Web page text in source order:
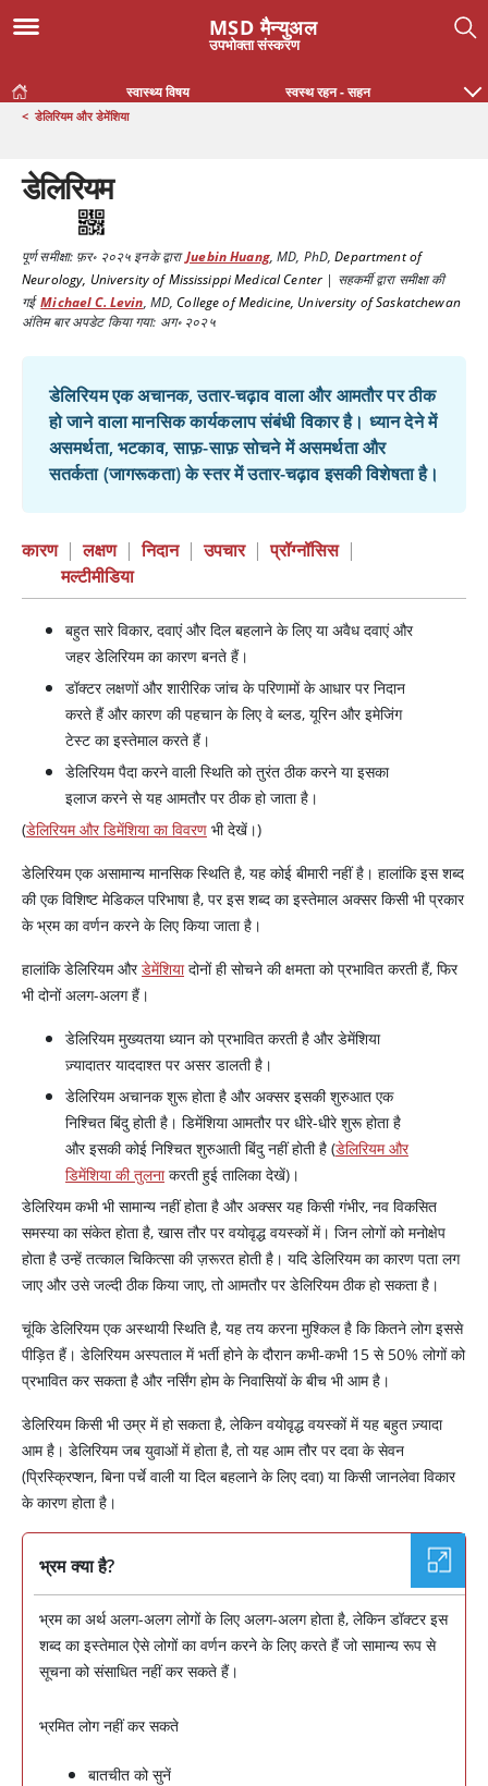
MSD मैन्युअल
उपभोक्ता संस्करण
स्वास्थ्य विषय स्वस्थ रहन - सहन
< डेलिरियम और डेमेंशिया
डेलिरियम
पूर्ण समीक्षा:फ़र॰ २०२५ इनके द्वारा Juebin Huang,MD, PhD,Department of
Neurology, University of Mississippi Medical Center | सहकर्मी द्वारा समीक्षा की
गई Michael C. Levin, MD,College of Medicine, University of Saskatchewan
अंतिम बार अपडेट किया गया: अग॰ २०२५
डेलिरियम एक अचानक, उतार-चढ़ाव वाला और आमतौर पर ठीक
हो जाने वाला मानसिक कार्यकलाप संबंधी विकार है। ध्यान देने में
असमर्थता, भटकाव, साफ़-साफ़ सोचने में असमर्थता और
सतर्कता (जागरूकता) के स्तर में उतार-चढ़ाव इसकी विशेषता है।
कारण | लक्षण | निदान | उपचार | प्रॉग्नॉसिस |
मल्टीमीडिया
बहुत सारे विकार, दवाएं और दिल बहलाने के लिए या अवैध दवाएं और
जहर डेलिरियम का कारण बनते हैं।
डॉक्टर लक्षणों और शारीरिक जांच के परिणामों के आधार पर निदान
करते हैं और कारण की पहचान के लिए वे ब्लड, यूरिन और इमेजिंग
टेस्ट का इस्तेमाल करते हैं।
डेलिरियम पैदा करने वाली स्थिति को तुरंत ठीक करने या इसका
इलाज करने से यह आमतौर पर ठीक हो जाता है।
(डेलिरियम और डिमेंशिया का विवरण भी देखें।)
डेलिरियम एक असामान्य मानसिक स्थिति है, यह कोई बीमारी नहीं है। हालांकि इस शब्द
की एक विशिष्ट मेडिकल परिभाषा है, पर इस शब्द का इस्तेमाल अक्सर किसी भी प्रकार
के भ्रम का वर्णन करने के लिए किया जाता है।
हालांकि डेलिरियम औरडेमेंशियादोनों ही सोचने की क्षमता को प्रभावित करती हैं, फिर
भी दोनों अलग-अलग हैं।
डेलिरियम मुख्यतया ध्यान को प्रभावित करती है और डेमेंशिया
ज़्यादातर याददाश्त पर असर डालती है।
डेलिरियम अचानक शुरू होता है और अक्सर इसकी शुरुआत एक
निश्चित बिंदु होती है। डिमेंशिया आमतौर पर धीरे-धीरे शुरू होता है
और इसकी कोई निश्चित शुरुआती बिंदु नहीं होती है (डेलिरियम और
डिमेंशिया की तुलनाकरती हुई तालिका देखें)।
डेलिरियम कभी भी सामान्य नहीं होता है और अक्सर यह किसी गंभीर, नव विकसित
समस्या का संकेत होता है, खास तौर पर वयोवृद्ध वयस्कों में। जिन लोगों को मनोक्षेप
होता है उन्हें तत्काल चिकित्सा की ज़रूरत होती है। यदि डेलिरियम का कारण पता लग
जाए और उसे जल्दी ठीक किया जाए, तो आमतौर पर डेलिरियम ठीक हो सकता है।
चूंकि डेलिरियम एक अस्थायी स्थिति है, यह तय करना मुश्किल है कि कितने लोग इससे
पीड़ित हैं। डेलिरियम अस्पताल में भर्ती होने के दौरान कभी-कभी 15 से 50% लोगों को
प्रभावित कर सकता है और नर्सिंग होम के निवासियों के बीच भी आम है।
डेलिरियम किसी भी उम्र में हो सकता है, लेकिन वयोवृद्ध वयस्कों में यह बहुत ज़्यादा
आम है। डेलिरियम जब युवाओं में होता है, तो यह आम तौर पर दवा के सेवन
(प्रिस्क्रिप्शन, बिना पर्चे वाली या दिल बहलाने के लिए दवा) या किसी जानलेवा विकार
के कारण होता है।
भ्रम क्या है?
भ्रम का अर्थ अलग-अलग लोगों के लिए अलग-अलग होता है, लेकिन डॉक्टर इस
शब्द का इस्तेमाल ऐसे लोगों का वर्णन करने के लिए करते हैं जो सामान्य रूप से
सूचना को संसाधित नहीं कर सकते हैं।
भ्रमित लोग नहीं कर सकते
बातचीत को सुनें